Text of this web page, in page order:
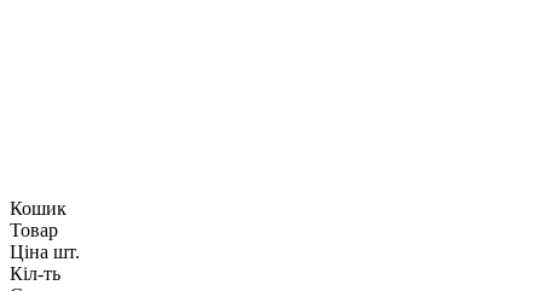
Кошик
Товар
Ціна шт.
Кіл-ть